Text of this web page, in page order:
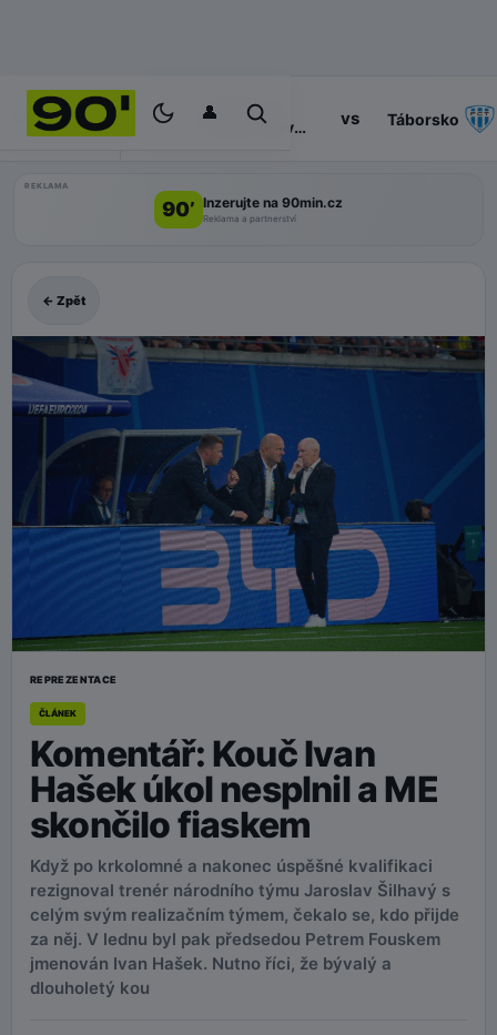
👤
PROGRAM 14:30
Baník
Ostrava
vs Táborsko
REKLAMA
90’ Inzerujte na 90min.cz
Reklama a partnerství
← Zpět
REPREZENTACE
ČLÁNEK
Komentář: Kouč Ivan
Hašek úkol nesplnil a ME
skončilo fiaskem
Když po krkolomné a nakonec úspěšné kvalifikaci
rezignoval trenér národního týmu Jaroslav Šilhavý s
celým svým realizačním týmem, čekalo se, kdo přijde
za něj. V lednu byl pak předsedou Petrem Fouskem
jmenován Ivan Hašek. Nutno říci, že bývalý a
dlouholetý kou